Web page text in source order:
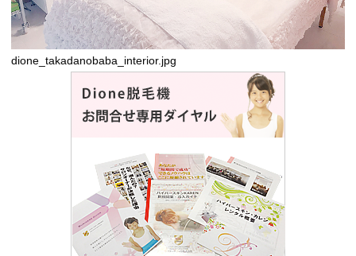
dione_takadanobaba_interior.jpg